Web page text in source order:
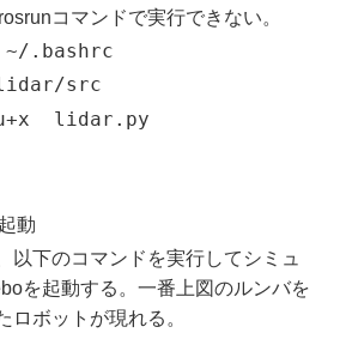
コマンドで実行できない。
.bashrc
src
u+x lidar.py
動
以下のコマンドを実行してシミュ
を起動する。一番上図のルンバを
ロボットが現れる。